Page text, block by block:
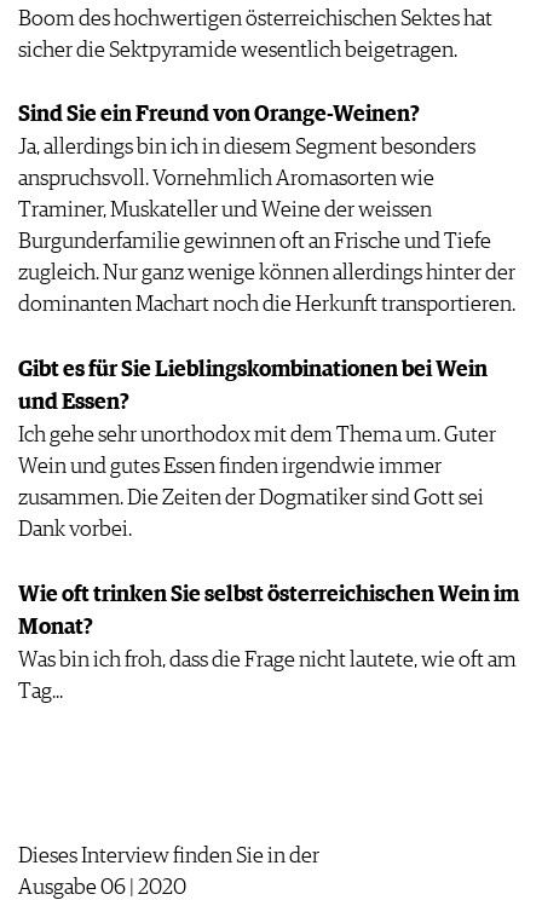
Boom des hochwertigen österreichischen Sektes hat
sicher die Sektpyramide wesentlich beigetragen.
Sind Sie ein Freund von Orange-Weinen?
Ja, allerdings bin ich in diesem Segment besonders
anspruchsvoll. Vornehmlich Aromasorten wie
Traminer, Muskateller und Weine der weissen
Burgunderfamilie gewinnen oft an Frische und Tiefe
zugleich. Nur ganz wenige können allerdings hinter der
dominanten Machart noch die Herkunft transportieren.
Gibt es für Sie Lieblingskombinationen bei Wein
und Essen?
Ich gehe sehr unorthodox mit dem Thema um. Guter
Wein und gutes Essen finden irgendwie immer
zusammen. Die Zeiten der Dogmatiker sind Gott sei
Dank vorbei.
Wie oft trinken Sie selbst österreichischen Wein im
Monat?
Was bin ich froh, dass die Frage nicht lautete, wie oft am
Tag...
Dieses Interview finden Sie in der
Ausgabe 06 | 2020